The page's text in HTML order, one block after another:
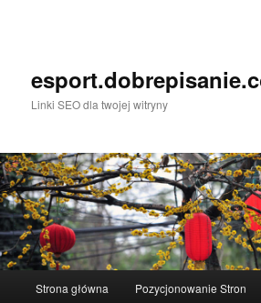
Linki SEO dla twojej witryny
Strona główna Pozycjonowanie Stron